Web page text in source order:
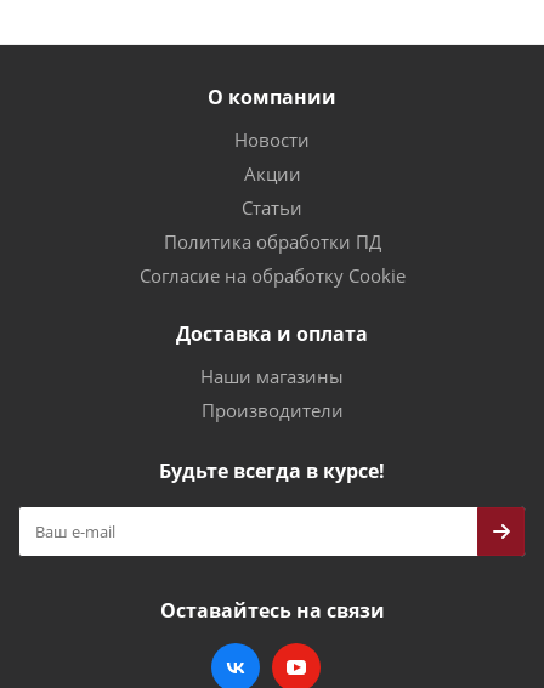
О компании
Новости
Акции
Статьи
Политика обработки ПД
Согласие на обработку Cookie
Доставка и оплата
Наши магазины
Производители
Будьте всегда в курсе!
Оставайтесь на связи